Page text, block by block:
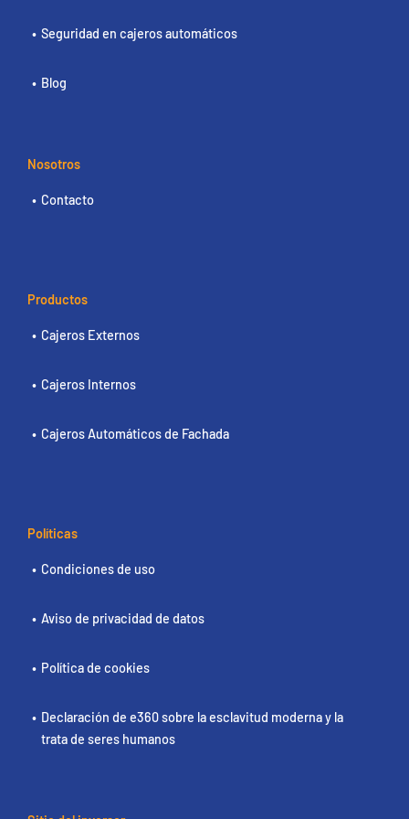
Seguridad en cajeros automáticos
Blog
Nosotros
Contacto
Productos
Cajeros Externos
Cajeros Internos
Cajeros Automáticos de Fachada
Políticas
Condiciones de uso
Aviso de privacidad de datos
Política de cookies
Declaración de e360 sobre la esclavitud moderna y la
trata de seres humanos